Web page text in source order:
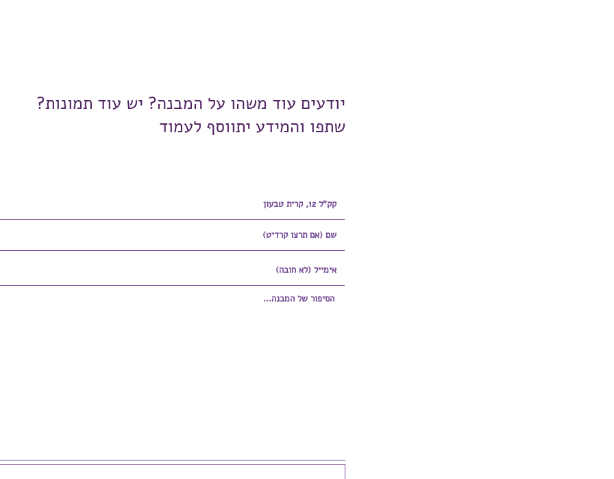
יודעים עוד משהו על המבנה? יש עוד תמונות?
שתפו והמידע יתווסף לעמוד